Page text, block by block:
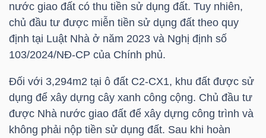
nước giao đất có thu tiền sử dụng đất. Tuy nhiên,
chủ đầu tư được miễn tiền sử dụng đất theo quy
định tại Luật Nhà ở năm 2023 và Nghị định số
103/2024/NĐ-CP của Chính phủ.
Đối với 3,294m2 tại ô đất C2-CX1, khu đất được sử
dụng để xây dựng cây xanh công cộng. Chủ đầu tư
được Nhà nước giao đất để xây dựng công trình và
không phải nộp tiền sử dụng đất. Sau khi hoàn
PHÂN
VIETSTOCKFINANCE